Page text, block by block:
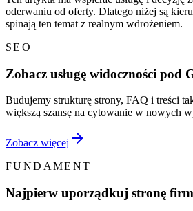
oderwaniu od oferty. Dlatego niżej są
spinają ten temat z realnym wdrożeniem.
SEO
Zobacz usługę widoczności pod
Budujemy strukturę strony, FAQ i treści
większą szansę na cytowanie w nowych
Zobacz więcej
FUNDAMENT
Najpierw uporządkuj stronę